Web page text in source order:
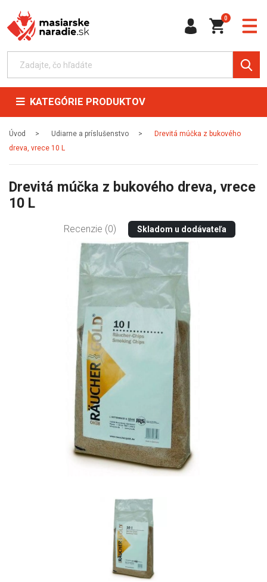
0
KATEGÓRIE PRODUKTOV
Úvod Udiarne a príslušenstvo
Drevitá múčka z bukového
dreva, vrece 10 L
Drevitá múčka z bukového dreva, vrece
10 L
Recenzie (0) Skladom u dodávateľa